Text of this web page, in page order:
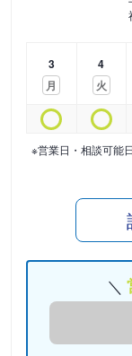
3
月
4
火
※営業日・相談可能